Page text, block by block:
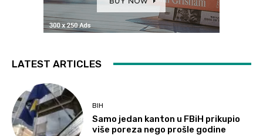
LATEST ARTICLES
BIH
Samo jedan kanton u FBiH prikupio
više poreza nego prošle godine